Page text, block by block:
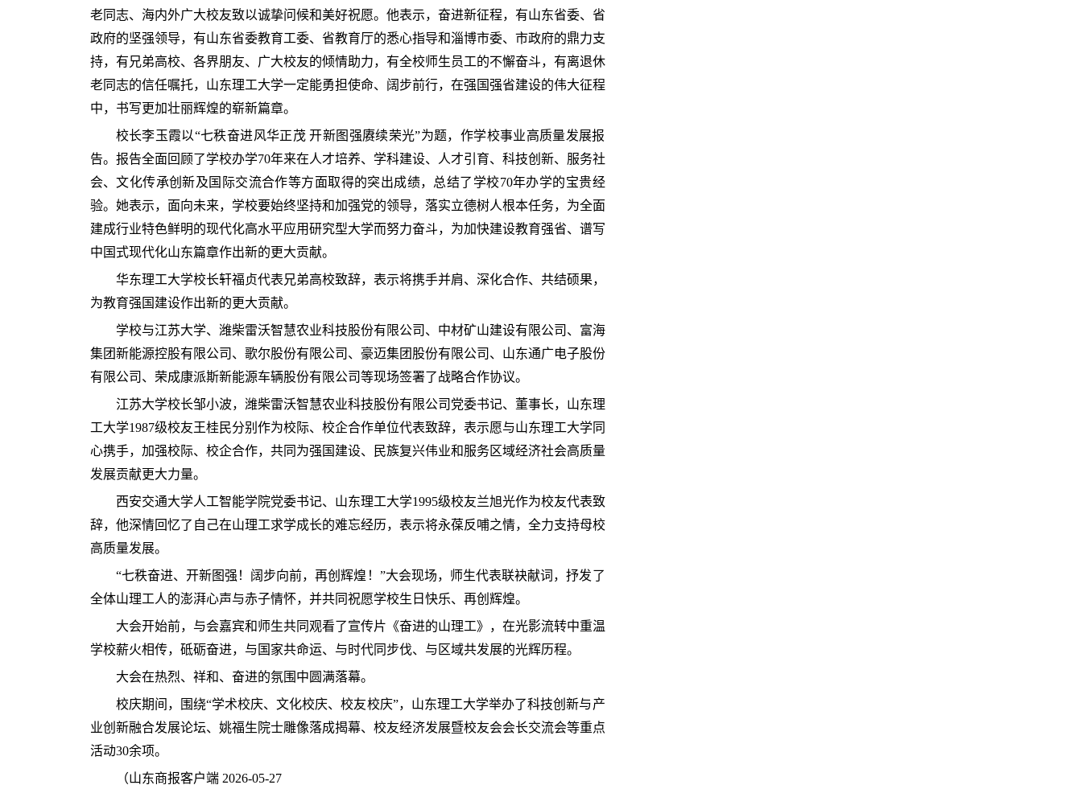
老同志、海内外广大校友致以诚挚问候和美好祝愿。他表示，奋进新征程，有山东省委、省
政府的坚强领导，有山东省委教育工委、省教育厅的悉心指导和淄博市委、市政府的鼎力支
持，有兄弟高校、各界朋友、广大校友的倾情助力，有全校师生员工的不懈奋斗，有离退休
老同志的信任嘱托，山东理工大学一定能勇担使命、阔步前行，在强国强省建设的伟大征程
中，书写更加壮丽辉煌的崭新篇章。
校长李玉霞以“七秩奋进风华正茂 开新图强赓续荣光”为题，作学校事业高质量发展报
告。报告全面回顾了学校办学70年来在人才培养、学科建设、人才引育、科技创新、服务社
会、文化传承创新及国际交流合作等方面取得的突出成绩，总结了学校70年办学的宝贵经
验。她表示，面向未来，学校要始终坚持和加强党的领导，落实立德树人根本任务，为全面
建成行业特色鲜明的现代化高水平应用研究型大学而努力奋斗，为加快建设教育强省、谱写
中国式现代化山东篇章作出新的更大贡献。
华东理工大学校长轩福贞代表兄弟高校致辞，表示将携手并肩、深化合作、共结硕果，
为教育强国建设作出新的更大贡献。
学校与江苏大学、潍柴雷沃智慧农业科技股份有限公司、中材矿山建设有限公司、富海
集团新能源控股有限公司、歌尔股份有限公司、豪迈集团股份有限公司、山东通广电子股份
有限公司、荣成康派斯新能源车辆股份有限公司等现场签署了战略合作协议。
江苏大学校长邹小波，潍柴雷沃智慧农业科技股份有限公司党委书记、董事长，山东理
工大学1987级校友王桂民分别作为校际、校企合作单位代表致辞，表示愿与山东理工大学同
心携手，加强校际、校企合作，共同为强国建设、民族复兴伟业和服务区域经济社会高质量
发展贡献更大力量。
西安交通大学人工智能学院党委书记、山东理工大学1995级校友兰旭光作为校友代表致
辞，他深情回忆了自己在山理工求学成长的难忘经历，表示将永葆反哺之情，全力支持母校
高质量发展。
“七秩奋进、开新图强！阔步向前，再创辉煌！”大会现场，师生代表联袂献词，抒发了
全体山理工人的澎湃心声与赤子情怀，并共同祝愿学校生日快乐、再创辉煌。
大会开始前，与会嘉宾和师生共同观看了宣传片《奋进的山理工》，在光影流转中重温
学校薪火相传，砥砺奋进，与国家共命运、与时代同步伐、与区域共发展的光辉历程。
大会在热烈、祥和、奋进的氛围中圆满落幕。
校庆期间，围绕“学术校庆、文化校庆、校友校庆”，山东理工大学举办了科技创新与产
业创新融合发展论坛、姚福生院士雕像落成揭幕、校友经济发展暨校友会会长交流会等重点
活动30余项。
（山东商报客户端 2026-05-27